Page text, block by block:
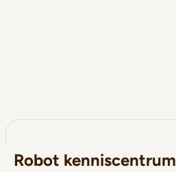
Robot kenniscentrum